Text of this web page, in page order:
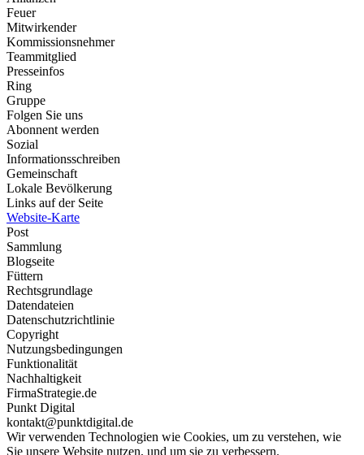
Feuer
Mitwirkender
Kommissionsnehmer
Teammitglied
Presseinfos
Ring
Gruppe
Folgen Sie uns
Abonnent werden
Sozial
Informationsschreiben
Gemeinschaft
Lokale Bevölkerung
Links auf der Seite
Website-Karte
Post
Sammlung
Blogseite
Füttern
Rechtsgrundlage
Datendateien
Datenschutzrichtlinie
Copyright
Nutzungsbedingungen
Funktionalität
Nachhaltigkeit
FirmaStrategie.de
Punkt Digital
kontakt@punktdigital.de
Wir verwenden Technologien wie Cookies, um zu verstehen, wie
Sie unsere Website nutzen, und um sie zu verbessern.